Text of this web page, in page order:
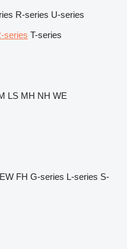
R-series U-series
series T-series
LS MH NH WE
EW FH G-series L-series S-